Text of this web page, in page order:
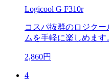
Logicool G F310r
コスパ抜群のロジク
ムを手軽に楽しめます
2,860円
4